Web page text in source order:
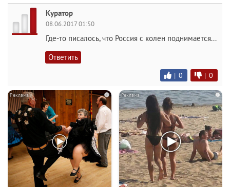
Куратор
08.06.2017 01:50
Где-то писалось, что Россия с колен поднимается...
Ответить
| 0 | 0
i i